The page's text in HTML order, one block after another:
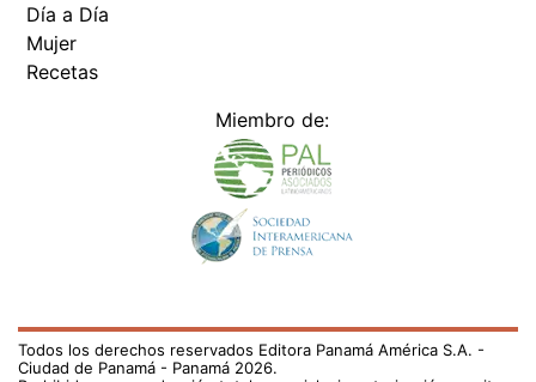
Día a Día
Mujer
Recetas
Miembro de:
Todos los derechos reservados Editora Panamá América S.A. -
Ciudad de Panamá - Panamá 2026.